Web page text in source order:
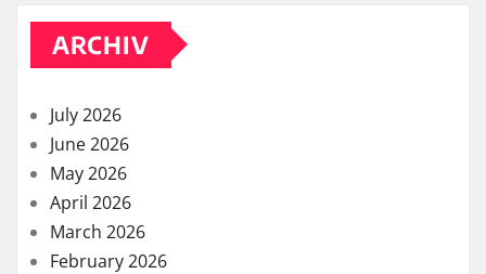
ARCHIV
July 2026
June 2026
May 2026
April 2026
March 2026
February 2026